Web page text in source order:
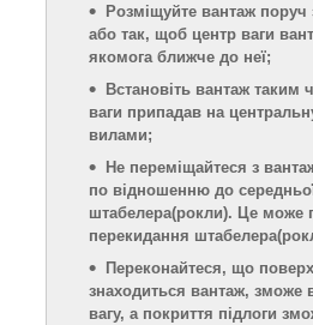
Розміщуйте вантаж
або так, щоб центр ваги
якомога ближче до неї;
Встановіть вантаж
ваги припадав на
вилами;
Не переміщайтеся з
по відношенню до
штабелера(рокли). Це може
перекидання штабелера
Переконайтеся, що
знаходиться вантаж, зможе
вагу, а покриття підлоги